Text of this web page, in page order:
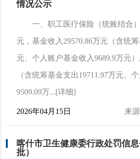
情况公示
一、职工医疗保险（统账结合
元，基金收入29570.86万元（含统
元、个人账户基金收入9689.9万元
（含统筹基金支出19711.97万元、
9509.09万...[详细]
2026年04月15日 来
喀什市卫生健康委行政处罚信
批）